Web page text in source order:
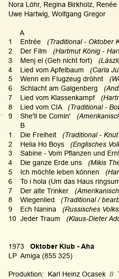
Nora Löhr, Regina Birkholz,
Uwe Hartwig, Wolfgang Gregor
      A
1    Entrée
(Traditional - Oktober
2    Der Film
(Hartmut König -
3    Menj el (Geh nicht fort)
4    Lied vom Apfelbaum
(Carla
5    Wenn ein Flugzeug dröhnt
6    Schlacht am Galgenberg
7    Lied vom Klassenkampf
8    Lied vom CIA
(Traditional -
9    She'll be Comin'
      B
1    Die Freiheit
(Traditional -
2    Helia Ho Boys
(Englisches
3    Sabine - Vom Pflanzen und
4    Die ganze Erde uns
(Mikis
5    Ich möchte leben können
6    To i hola (Um das Haus
7    Der alte Trinker
8    Wiegenlied
(Traditional /
9    Ech Nanina
(Russisches
10  Jeder Traum (Klaus-Dieter
1973 Oktober Klub - Aha
LP  Amiga (855 325)
Produktion:  Karl Heinz Ocasek  //